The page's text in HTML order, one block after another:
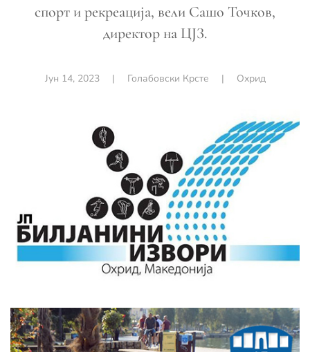
спорт и рекреација, вели Сашо Точков,
директор на ЦЈЗ.
Јун 14, 2023| Голабовски Крсте | Охрид